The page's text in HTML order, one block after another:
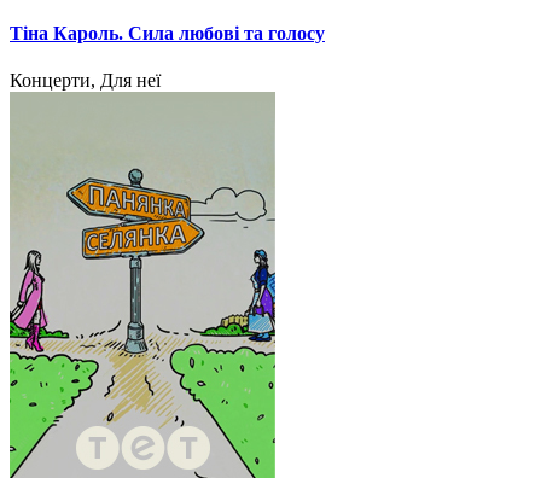
Тіна Кароль. Сила любові та голосу
Концерти, Для неї